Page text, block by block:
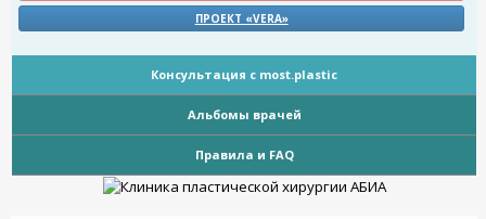
ПРОЕКТ «VERA»
Консультация с most.plastic
Альбомы врачей
Правила и FAQ